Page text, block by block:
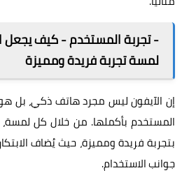
- تجربة المستخدم - كيف يجعل
لمسة تجربة فريدة ومميزة
إن الآيفون ليس مجرد هاتف ذكي، بل
المستخدم بأكملها. من خلال كل
بتجربة فريدة ومميزة، حيث يُضاف
جوانب الاستخدام.